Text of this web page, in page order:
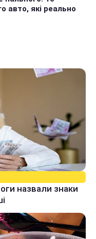
авто, які реально
назвали знаки